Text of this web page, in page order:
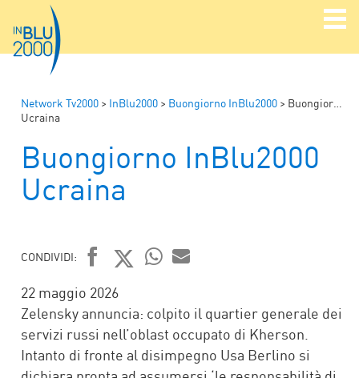
Network Tv2000 > InBlu2000 > Buongiorno InBlu2000 > Buongiorno InBlu2000
Ucraina
Buongiorno InBlu2000
Ucraina
CONDIVIDI:
FACEBOOK
TWITTER
22 maggio 2026
Zelensky annuncia: colpito il quartier generale dei
servizi russi nell’oblast occupato di Kherson.
Intanto di fronte al disimpegno Usa Berlino si